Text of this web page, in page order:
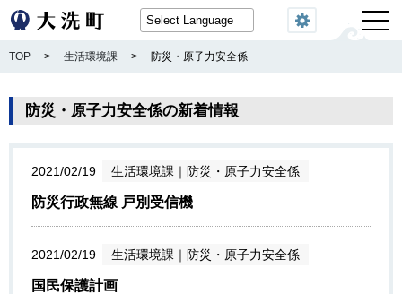
閲覧機能
TOP > 生活環境課 > 防災・原子力安全係
防災・原子力安全係の新着情報
2021/02/19 生活環境課 ｜ 防災・原子力安全係
防災行政無線 戸別受信機
2021/02/19 生活環境課 ｜ 防災・原子力安全係
国民保護計画